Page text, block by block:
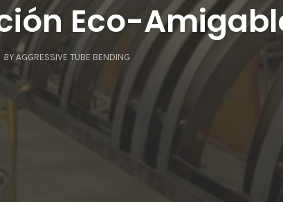
Eco-
BY AGGRESSIVE TUBE BENDING